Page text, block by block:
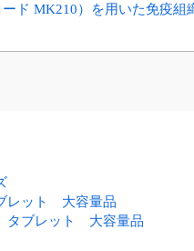
ード MK210）を用いた免疫組
レット 大容量品
）タブレット 大容量品